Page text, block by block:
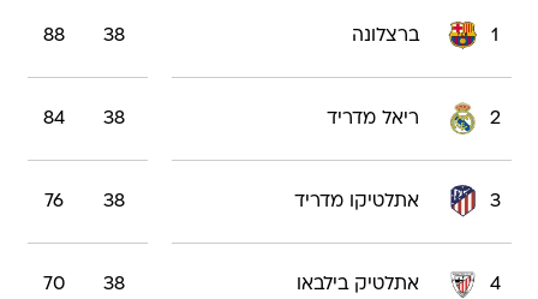
1 ברצלונה 38
88
2 ריאל מדריד 38
84
3 אתלטיקו מדריד 38
76
4 אתלטיק בילבאו 38
70